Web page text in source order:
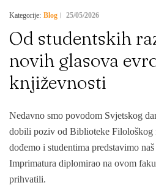
25/05/2026
Kategorije: Blog
Od studentskih
novih glasova
književnosti
Nedavno smo povodom Svjetskog
dobili poziv od Biblioteke Filološkog
dođemo i studentima predstavimo
Imprimatura diplomirao na ovom
prihvatili.